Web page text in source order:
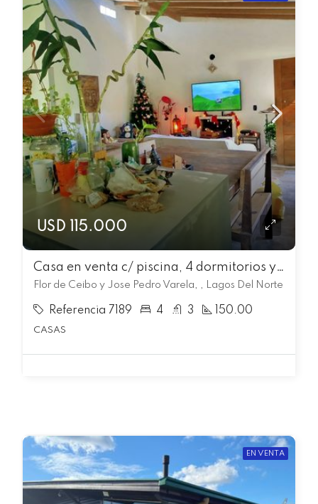
USD 115.000
Casa en venta c/ piscina, 4 dormitorios y 3 baños en Lagos Del Norte
Flor de Ceibo y Jose Pedro Varela, , Lagos Del Norte
Referencia 7189 4 3 150.00
CASAS
EN VENTA